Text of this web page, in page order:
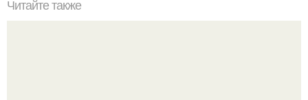
Читайте также